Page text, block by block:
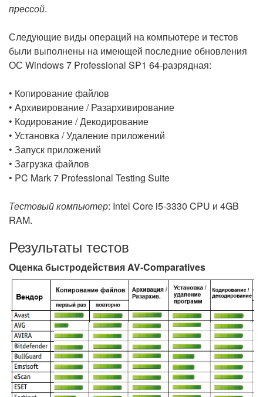
прессой.
Следующие виды операций на компьютере и тестов
были выполнены на имеющей последние обновления
ОС Windows 7 Professional SP1 64-разрядная:
• Копирование файлов
• Архивирование / Разархивирование
• Кодирование / Декодирование
• Установка / Удаление приложений
• Запуск приложений
• Загрузка файлов
• PC Mark 7 Professional Testing Suite
Тестовый компьютер: Intel Core i5-3330 CPU и 4GB
RAM.
Результаты тестов
Оценка быстродействия AV-Comparatives